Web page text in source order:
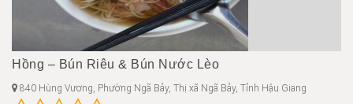
Hồng – Bún Riêu & Bún Nước Lèo
840 Hùng Vương, Phường Ngã Bảy, Thị xã Ngã Bảy, Tỉnh Hậu Giang